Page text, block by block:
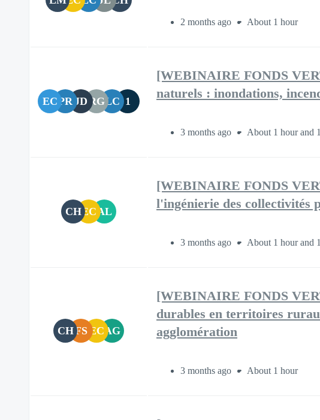
2 months ago About 1 hour
EC PR JD RGLC 1
[WEBINAIRE FONDS
naturels : inondations,
3 months ago About 1 hour and
CHEC AL
[WEBINAIRE FONDS
l'ingénierie des collectivités
3 months ago About 1 hour and
CH FS EC AG
[WEBINAIRE FONDS
durables en territoires
agglomération
3 months ago About 1 hour